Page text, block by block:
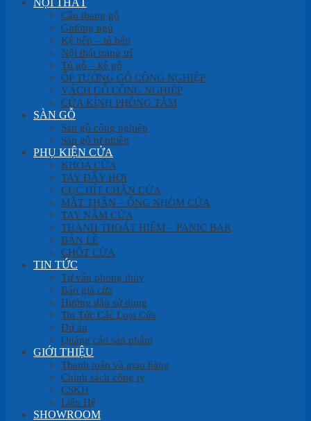
NỘI THẤT
Cầu thang gỗ
Giường ngủ
Kệ bếp – tủ bếp
Nội thất trang trí
Tủ gỗ – kệ gỗ
ỐP TƯỜNG GỖ CÔNG NGHIỆP
VÁCH GỖ CÔNG NGHIỆP
CỬA KÍNH PHÒNG TẮM
SÀN GỖ
Sàn gỗ công nghiệp
Sàn gỗ tự nhiên
PHỤ KIỆN CỬA
KHÓA CỬA
TAY ĐẨY HƠI
CỤC HÍT CHẶN CỬA
MẮT THẦN – ỐNG NHÒM CỬA
TAY NẮM CỬA
THANH THOÁT HIỂM – PANIC BAR
BẢN LỀ
CHỐT CỬA
TIN TỨC
Tư vấn phong thủy
Báo giá cửa
Hướng dẫn sử dụng
Tin Tức Các Loại Cửa
Dự án
Quảng cáo sản phẩm
GIỚI THIỆU
Thanh toán và giao hàng
Chính sách công ty
CSKH
Liên Hệ
SHOWROOM